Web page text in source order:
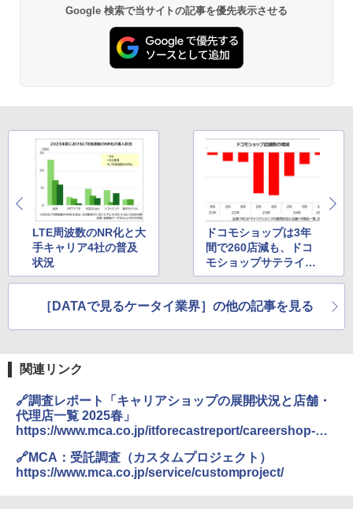
Google 検索で当サイトの記事を優先表示させる
LTE周波数のNR化と大
手キャリア4社の普及
状況
ドコモショップは3年
間で260店減も、ドコ
モショップサテライト
が170店規模に
［DATAで見るケータイ業界］の他の記事を見る
関連リンク
🔗調査レポート「キャリアショップの展開状況と店舗・
代理店一覧 2025春」
https://www.mca.co.jp/itforecastreport/careershop-
🔗MCA：受託調査（カスタムプロジェクト）
https://www.mca.co.jp/service/customproject/